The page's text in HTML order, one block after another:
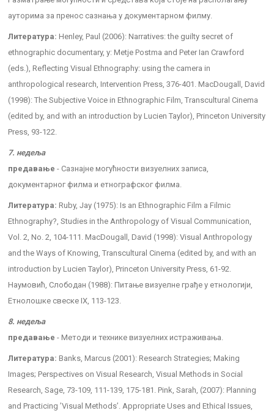
ауторима за пренос сазнања у документарном филму.
Литература: Henley, Paul (2006): Narratives: the guilty secret of
ethnographic documentary, у: Metje Postma and Peter Ian Crawford
(eds.), Reflecting Visual Ethnography: using the camera in
anthropological research, Intervention Press, 376-401. MacDougall, David
(1998): The Subjective Voice in Ethnographic Film, Transcultural Cinema
(edited by, and with an introduction by Lucien Taylor), Princeton University
Press, 93-122.
7. недеља
предавање - Сазнајне могућности визуелних записа,
документарног филма и етнографског филма.
Литература: Ruby, Jay (1975): Is an Ethnographic Film a Filmic
Ethnography?, Studies in the Anthropology of Visual Communication,
Vol. 2, No. 2, 104-111. MacDougall, David (1998): Visual Anthropology
and the Ways of Knowing, Transcultural Cinema (edited by, and with an
introduction by Lucien Taylor), Princeton University Press, 61-92.
Наумовић, Слободан (1988): Питање визуелне грађе у етнологији,
Етнолошке свеске IX, 113-123.
8. недеља
предавање - Методи и технике визуелних истраживања.
Литература: Banks, Marcus (2001): Research Strategies; Making
Images; Perspectives on Visual Research, Visual Methods in Social
Research, Sage, 73-109, 111-139, 175-181. Pink, Sarah, (2007): Planning
and Practicing ’Visual Methods’. Appropriate Uses and Ethical Issues,